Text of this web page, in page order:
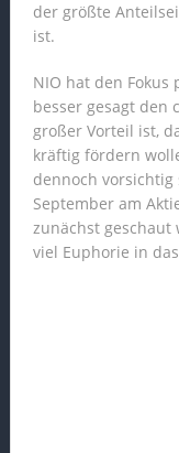
der größte
ist.
NIO hat den
besser gesagt den
großer Vorteil ist,
kräftig fördern
dennoch
September am
zunächst geschaut
viel Euphorie in